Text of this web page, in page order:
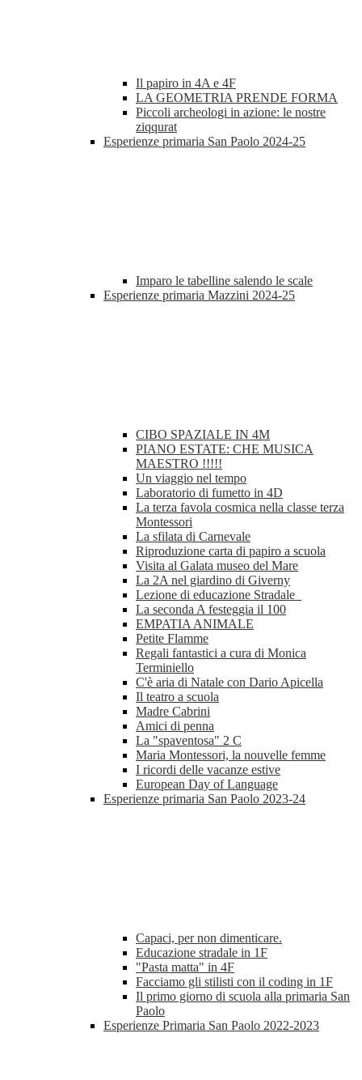
Il papiro in 4A e 4F
LA GEOMETRIA PRENDE FORMA
Piccoli archeologi in azione: le nostre
ziqqurat
Esperienze primaria San Paolo 2024-25
Imparo le tabelline salendo le scale
Esperienze primaria Mazzini 2024-25
CIBO SPAZIALE IN 4M
PIANO ESTATE: CHE MUSICA
MAESTRO !!!!!
Un viaggio nel tempo
Laboratorio di fumetto in 4D
La terza favola cosmica nella classe terza
Montessori
La sfilata di Carnevale
Riproduzione carta di papiro a scuola
Visita al Galata museo del Mare
La 2A nel giardino di Giverny
Lezione di educazione Stradale
La seconda A festeggia il 100
EMPATIA ANIMALE
Petite Flamme
Regali fantastici a cura di Monica
Terminiello
C'è aria di Natale con Dario Apicella
Il teatro a scuola
Madre Cabrini
Amici di penna
La "spaventosa" 2 C
Maria Montessori, la nouvelle femme
I ricordi delle vacanze estive
European Day of Language
Esperienze primaria San Paolo 2023-24
Capaci, per non dimenticare.
Educazione stradale in 1F
"Pasta matta" in 4F
Facciamo gli stilisti con il coding in 1F
Il primo giorno di scuola alla primaria San
Paolo
Esperienze Primaria San Paolo 2022-2023